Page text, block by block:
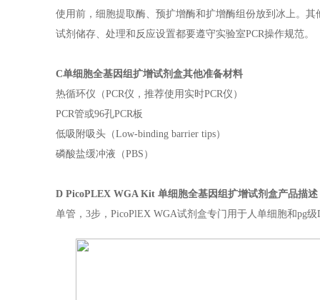
使用前，细胞提取酶、预扩增酶和扩增酶组份放到冰上。
试剂储存、处理和反应设置都要遵守实验室PCR操作规范。
C单细胞全基因组扩增试剂盒其他准备材料
热循环仪（PCR仪，推荐使用实时PCR仪）
PCR管或96孔PCR板
低吸附吸头（Low-binding barrier tips）
磷酸盐缓冲液（PBS）
D PicoPLEX WGA Kit 单细胞全基因组扩增试剂盒产品描述
单管，3步，PicoPlEX WGA试剂盒专门用于人单细胞和pg